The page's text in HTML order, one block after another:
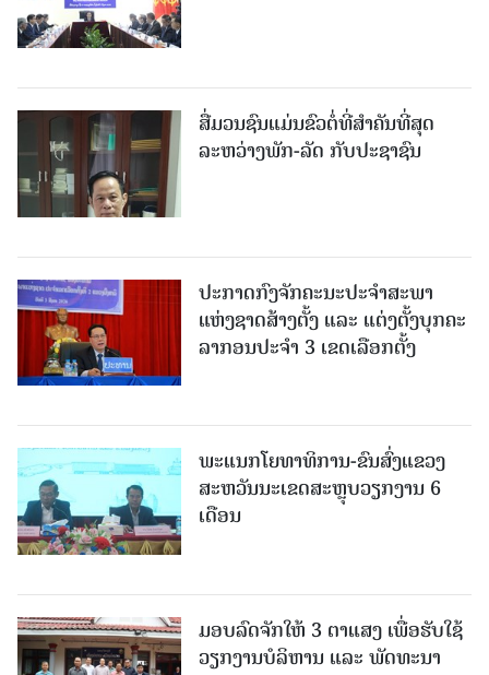
ສື່ມວນຊົນແມ່ນຂົວຕໍ່ທີ່ສໍາຄັນທີ່ສຸດ
ລະຫວ່າງພັກ-ລັດ ກັບປະຊາຊົນ
ປະກາດກົງຈັກຄະນະປະຈໍາສະພາ
ແຫ່ງຊາດສ້າງຕັ້ງ ແລະ ແຕ່ງຕັ້ງບຸກຄະ
ລາກອນປະຈໍາ 3 ເຂດເລືອກຕັ້ງ
ພະແນກໂຍທາທິການ-ຂົນສົ່ງແຂວງ
ສະຫວັນນະເຂດສະຫຼຸບວຽກງານ 6
ເດືອນ
ມອບລົດຈັກໃຫ້ 3 ຕາແສງ ເພື່ອຮັບໃຊ້
ວຽກງານບໍລິຫານ ແລະ ພັດທະນາ